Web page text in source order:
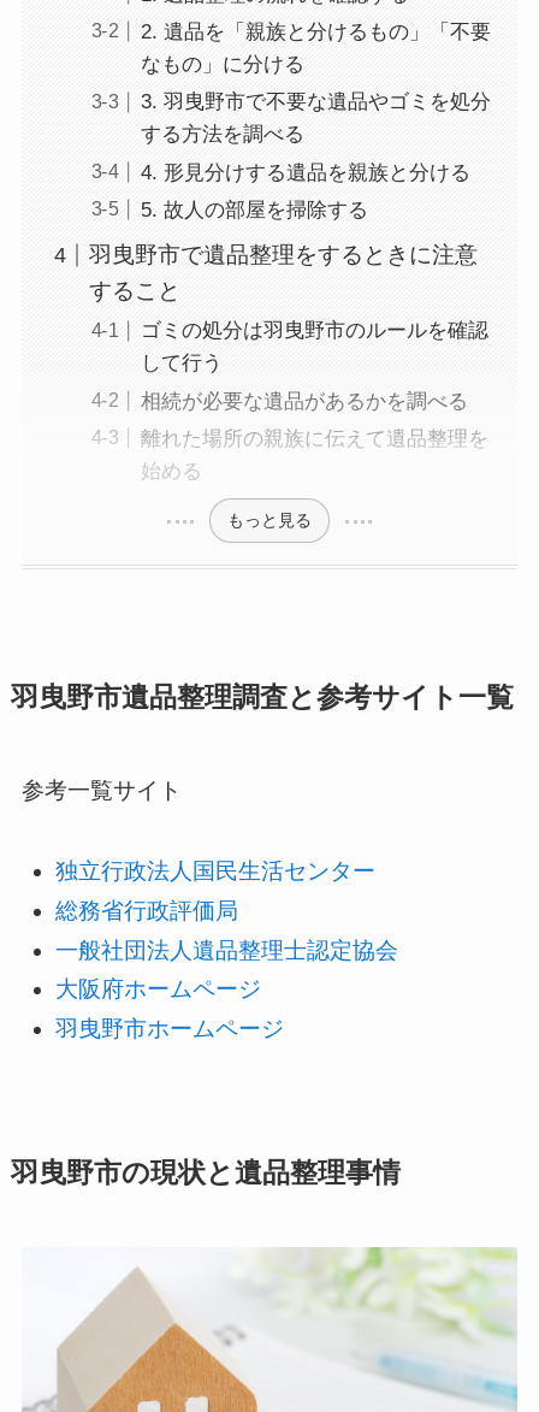
2. 遺品を「親族と分けるもの」「不要
なもの」に分ける
3. 羽曳野市で不要な遺品やゴミを処分
する方法を調べる
4. 形見分けする遺品を親族と分ける
5. 故人の部屋を掃除する
羽曳野市で遺品整理をするときに注意
すること
ゴミの処分は羽曳野市のルールを確認
して行う
相続が必要な遺品があるかを調べる
離れた場所の親族に伝えて遺品整理を
始める
もっと見る
羽曳野市遺品整理調査と参考サイト一覧
参考一覧サイト
独立行政法人国民生活センター
総務省行政評価局
一般社団法人遺品整理士認定協会
大阪府ホームページ
羽曳野市ホームページ
羽曳野市の現状と遺品整理事情